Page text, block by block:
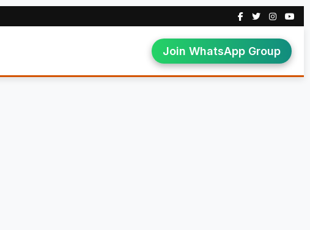
Join WhatsApp Group